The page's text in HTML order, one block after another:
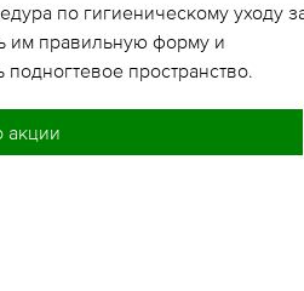
по гигиеническому уходу
им правильную форму и
пространство.
акции